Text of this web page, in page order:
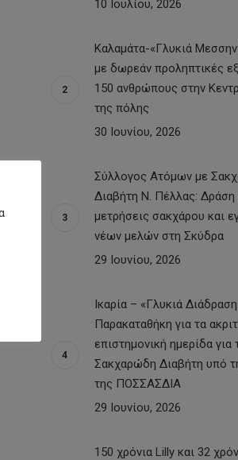
10 Ιουλίου, 2026
Καλαμάτα-«Γλυκιά
με δωρεάν προληπτικές
150 ανθρώπους στην
της πόλης
30 Ιουνίου, 2026
Σύλλογος Ατόμων με
Διαβήτη Ν. Πέλλας: Δράση
μετρήσεις σακχάρου και
νέων μελών στη Σκύδρα
29 Ιουνίου, 2026
Ικαρία – «Γλυκιά
Παρακαταθήκη για τα
επιστημονική ημερίδα για
Σακχαρώδη Διαβήτη υπό
της ΠΟΣΣΑΣΔΙΑ
29 Ιουνίου, 2026
150 χρόνια Lilly και 32